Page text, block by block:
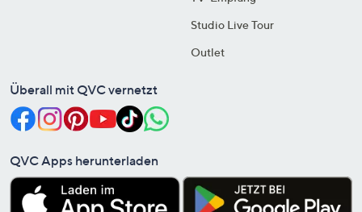
Studio Live Tour
Outlet
Überall mit QVC vernetzt
QVC Apps herunterladen